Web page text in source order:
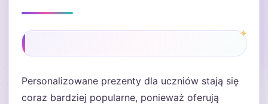
Personalizowane prezenty dla uczniów stają się
coraz bardziej popularne, ponieważ oferują